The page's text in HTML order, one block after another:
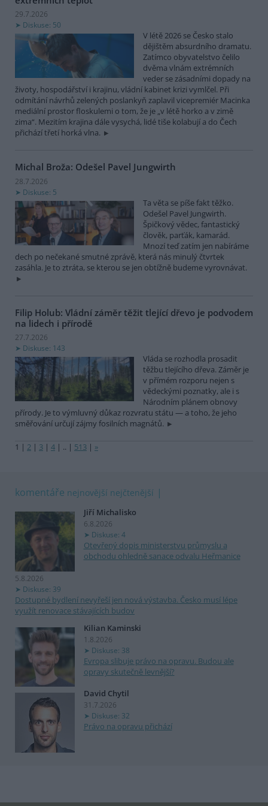
29.7.2026
Diskuse: 50
V létě 2026 se Česko stalo
dějištěm absurdního dramatu.
Zatímco obyvatelstvo čelilo
dvěma vlnám extrémních
veder se zásadními dopady na
životy, hospodářství i krajinu, vládní kabinet krizi vymlčel. Při
odmítání návrhů zelených poslankyň zaplavil vicepremiér Macinka
mediální prostor floskulemi o tom, že je „v létě horko a v zimě
zima“. Mezitím krajina dále vysychá, lidé tiše kolabují a do Čech
přichází třetí horká vlna.
Michal Broža: Odešel Pavel Jungwirth
28.7.2026
Diskuse: 5
Ta věta se píše fakt těžko.
Odešel Pavel Jungwirth.
Špičkový vědec, fantastický
člověk, parťák, kamarád.
Mnozí teď zatím jen nabíráme
dech po nečekané smutné zprávě, která nás minulý čtvrtek
zasáhla. Je to ztráta, se kterou se jen obtížně budeme vyrovnávat.
Filip Holub: Vládní záměr těžit tlející dřevo je podvodem
na lidech i přírodě
27.7.2026
Diskuse: 143
Vláda se rozhodla prosadit
těžbu tlejícího dřeva. Záměr je
v přímém rozporu nejen s
vědeckými poznatky, ale i s
Národním plánem obnovy
přírody. Je to výmluvný důkaz rozvratu státu — a toho, že jeho
směřování určují zájmy fosilních magnátů.
1 | 2 | 3 | 4 | .. | 513 | »
komentáře nejnovější nejčtenější
Jiří Michalisko
6.8.2026
Diskuse: 4
Otevřený dopis ministerstvu průmyslu a
obchodu ohledně sanace odvalu Heřmanice
5.8.2026
Diskuse: 39
Dostupné bydlení nevyřeší jen nová výstavba. Česko musí lépe
využít renovace stávajících budov
Kilian Kaminski
1.8.2026
Diskuse: 38
Evropa slibuje právo na opravu. Budou ale
opravy skutečně levnější?
David Chytil
31.7.2026
Diskuse: 32
Právo na opravu přichází